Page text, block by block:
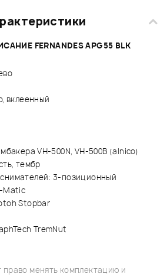
FERNANDES APG55 BLK
вклеенный
VH-500N, VH-500B (alnico)
тембр
3-позиционный
Matic
Stopbar
TremNut
менять комплектацию и